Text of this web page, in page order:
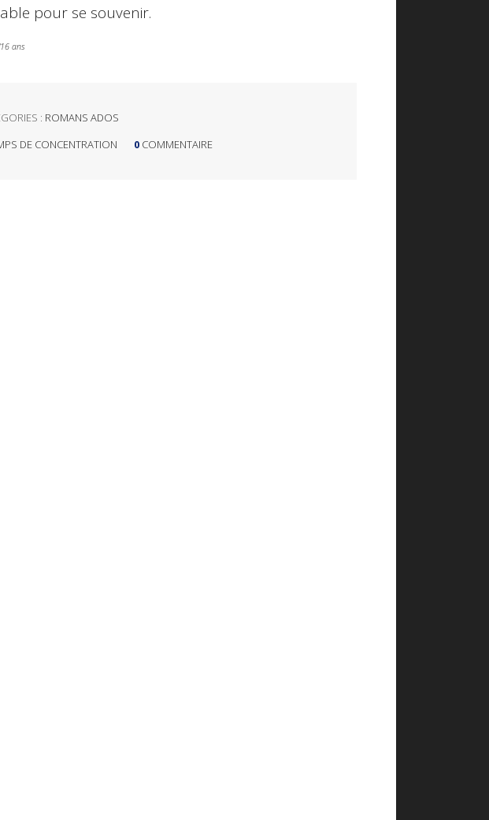
pour se souvenir.
ans
: ROMANS ADOS
DE CONCENTRATION 0 COMMENTAIRE